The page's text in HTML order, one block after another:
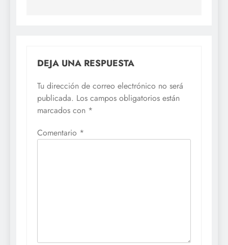
DEJA UNA RESPUESTA
Tu dirección de correo electrónico no será
publicada. Los campos obligatorios están
marcados con *
Comentario *